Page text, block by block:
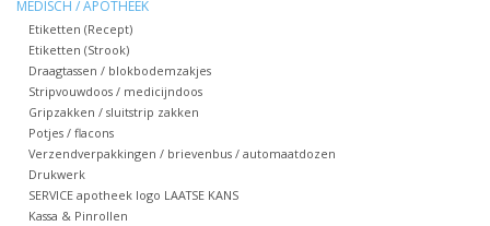
Kassa & Pinrollen
Verzend-etiketten
Merken
MEDISCH / APOTHEEK
Etiketten (Recept)
Etiketten (Strook)
Draagtassen / blokbodemzakjes
Stripvouwdoos / medicijndoos
Gripzakken / sluitstrip zakken
Potjes / flacons
Verzendverpakkingen / brievenbus / automaatdozen
Drukwerk
SERVICE apotheek logo LAATSE KANS
Kassa & Pinrollen